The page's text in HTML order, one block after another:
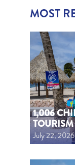
MOST
1,006
July 22, 2026